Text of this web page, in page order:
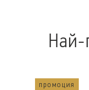
Най-
промоция